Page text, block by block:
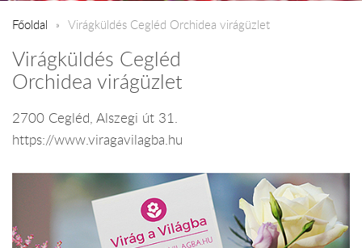
Főoldal Virágküldés Cegléd Orchidea virágüzlet
Virágküldés Cegléd
Orchidea virágüzlet
2700 Cegléd, Alszegi út 31.
https://www.viragavilagba.hu